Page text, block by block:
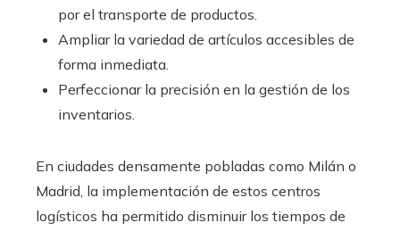
por el transporte de productos.
Ampliar la variedad de artículos accesibles de
forma inmediata.
Perfeccionar la precisión en la gestión de los
inventarios.
En ciudades densamente pobladas como Milán o
Madrid, la implementación de estos centros
logísticos ha permitido disminuir los tiempos de